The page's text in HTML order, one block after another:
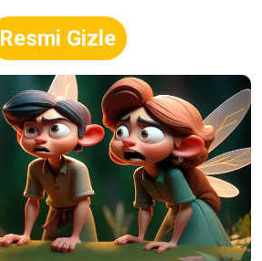
Resmi Gizle